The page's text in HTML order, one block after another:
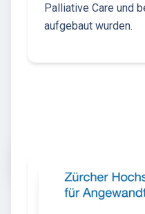
Palliative Care und
aufgebaut wurden.